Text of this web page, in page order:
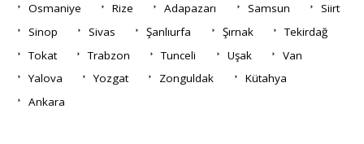
Osmaniye
Rize Adapazarı Samsun
Siirt
Sinop
Sivas Şanlıurfa Şırnak
Tekirdağ
Tokat
Trabzon Tunceli Uşak
Van
Yalova
Yozgat Zonguldak
Kütahya
Ankara